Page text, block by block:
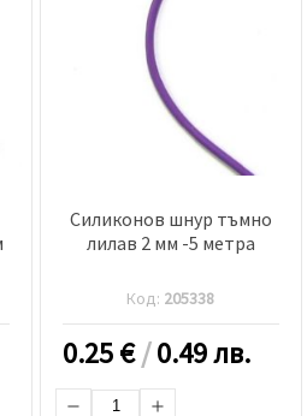
Силиконов шнур тъмно
лилав 2 мм -5 метра
Код: 205338
0.25€/0.49 лв.